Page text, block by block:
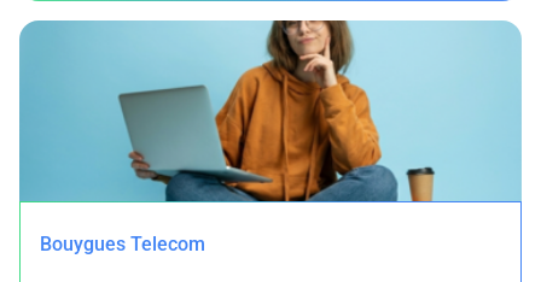
Bouygues Telecom